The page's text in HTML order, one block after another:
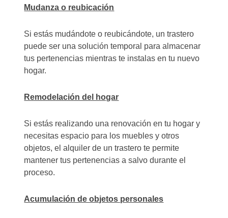
Mudanza o reubicación
Si estás mudándote o reubicándote, un trastero
puede ser una solución temporal para almacenar
tus pertenencias mientras te instalas en tu nuevo
hogar.
Remodelación del hogar
Si estás realizando una renovación en tu hogar y
necesitas espacio para los muebles y otros
objetos, el alquiler de un trastero te permite
mantener tus pertenencias a salvo durante el
proceso.
Acumulación de objetos personales